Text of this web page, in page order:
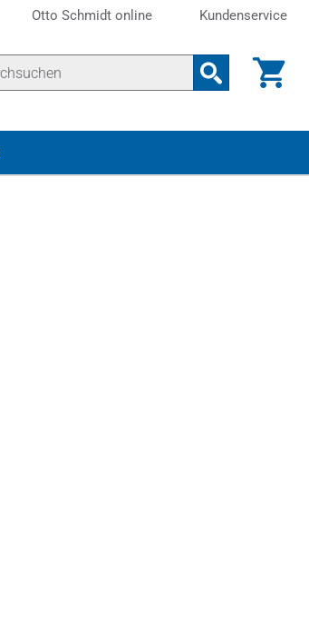
Otto Schmidt online Kundenservice